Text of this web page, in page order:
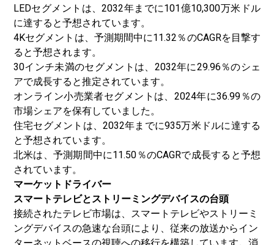
LEDセグメントは、2032年までに101億10,300万米ドル
に達すると予想されています。
4Kセグメントは、予測期間中に11.32％のCAGRを目撃す
ると予想されます。
30インチ未満のセグメントは、2032年に29.96％のシェ
アで成長すると推定されています。
オンライン小売業者セグメントは、2024年に36.99％の
市場シェアを保有していました。
住宅セグメントは、2032年までに935万米ドルに達する
と予想されています。
北米は、予測期間中に11.50％のCAGRで成長すると予想
されています。
マーケットドライバー
スマートテレビとストリーミングデバイスの台頭
接続されたテレビ市場は、スマートテレビやストリーミ
ングデバイスの急速な台頭により、従来の放送からイン